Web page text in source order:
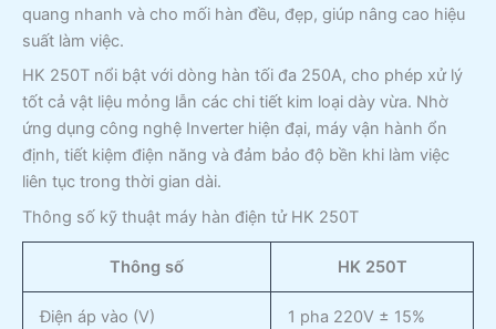
quang nhanh và cho mối hàn đều, đẹp, giúp nâng cao hiệu
suất làm việc.
HK 250T nổi bật với dòng hàn tối đa 250A, cho phép xử lý
tốt cả vật liệu mỏng lẫn các chi tiết kim loại dày vừa. Nhờ
ứng dụng công nghệ Inverter hiện đại, máy vận hành ổn
định, tiết kiệm điện năng và đảm bảo độ bền khi làm việc
liên tục trong thời gian dài.
Thông số kỹ thuật máy hàn điện tử HK 250T
Thông số HK 250T
Điện áp vào (V) 1 pha 220V ± 15%